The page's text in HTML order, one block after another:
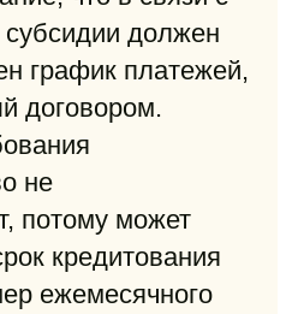
должен
график платежей,
договором.
не
потому может
кредитования
ежемесячного